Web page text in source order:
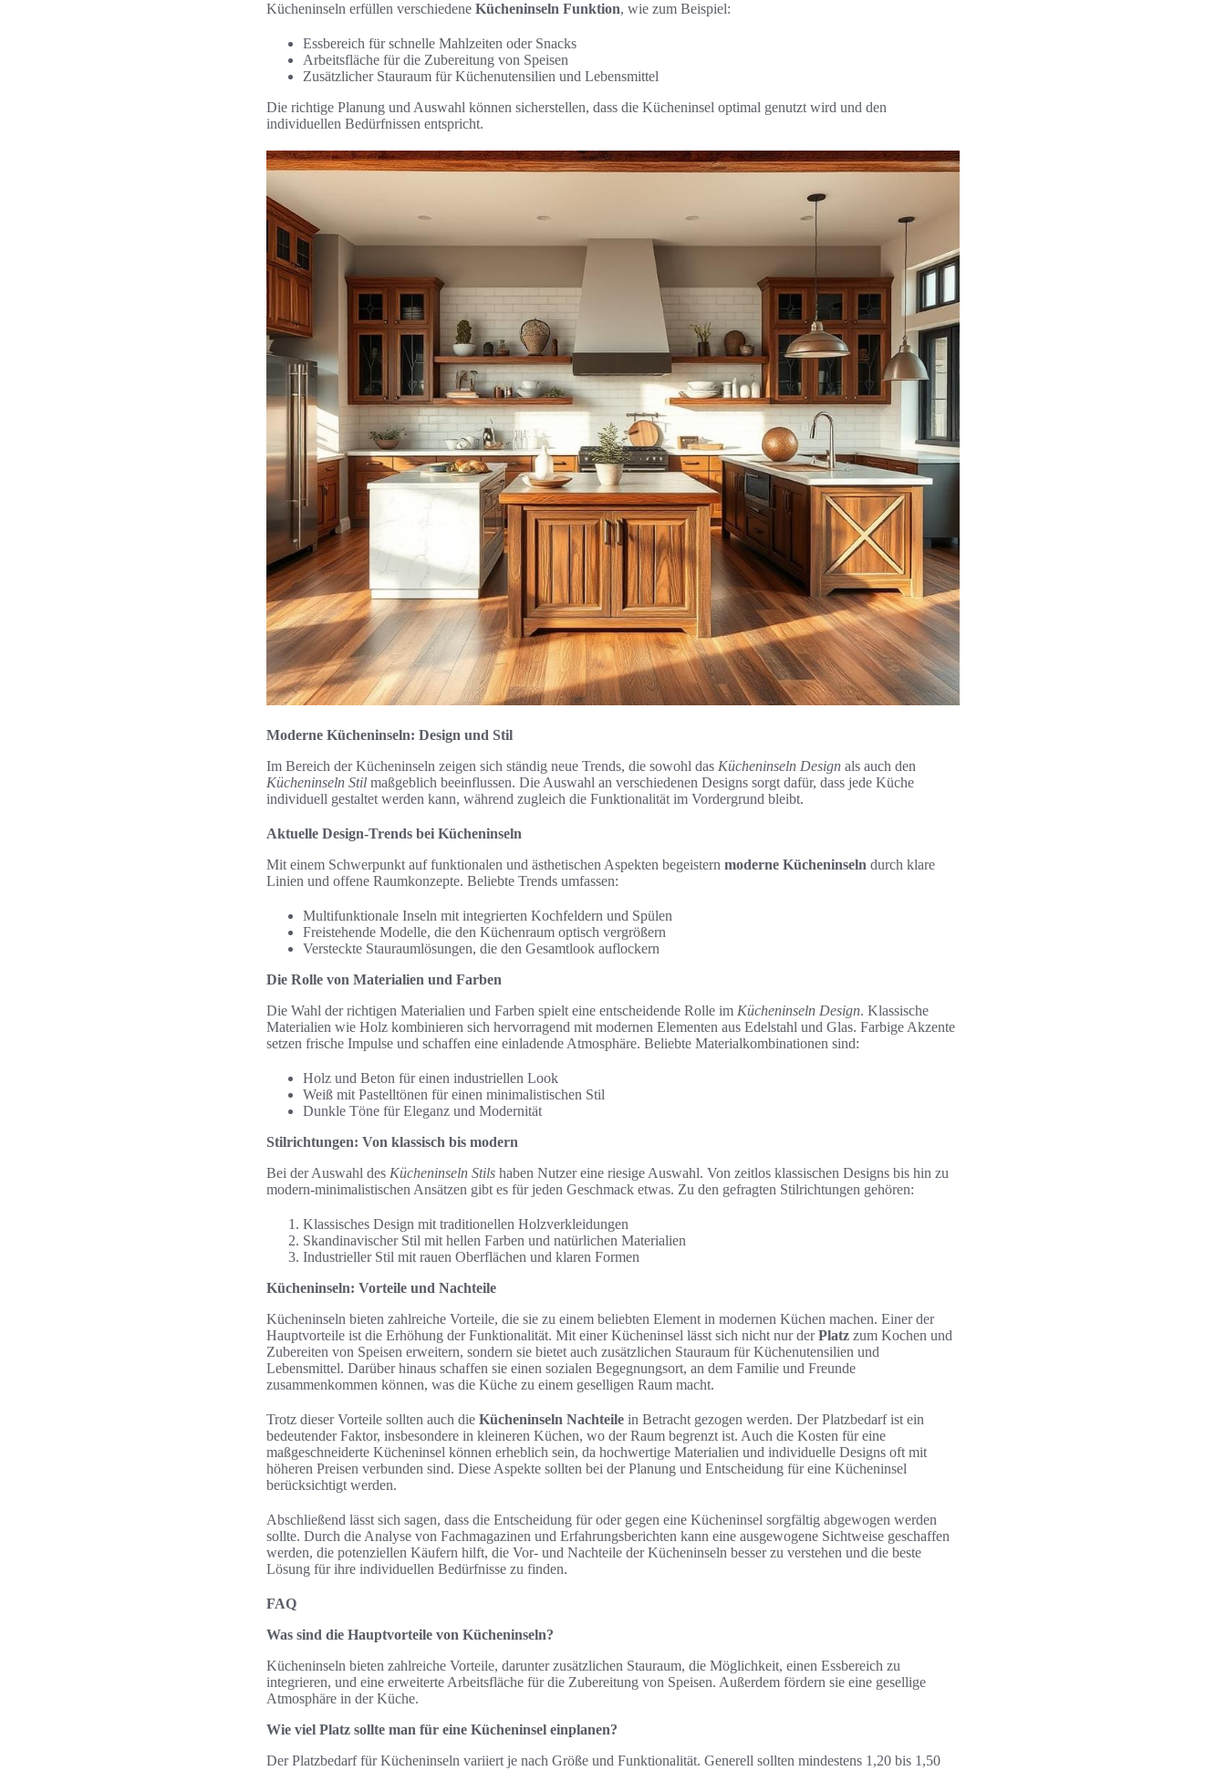
Kücheninseln erfüllen verschiedene Kücheninseln Funktion, wie zum Beispiel:
Essbereich für schnelle Mahlzeiten oder Snacks
Arbeitsfläche für die Zubereitung von Speisen
Zusätzlicher Stauraum für Küchenutensilien und Lebensmittel
Die richtige Planung und Auswahl können sicherstellen, dass die Kücheninsel optimal genutzt wird und den
individuellen Bedürfnissen entspricht.
Moderne Kücheninseln: Design und Stil
Im Bereich der Kücheninseln zeigen sich ständig neue Trends, die sowohl das Kücheninseln Design als auch den
Kücheninseln Stil maßgeblich beeinflussen. Die Auswahl an verschiedenen Designs sorgt dafür, dass jede Küche
individuell gestaltet werden kann, während zugleich die Funktionalität im Vordergrund bleibt.
Aktuelle Design-Trends bei Kücheninseln
Mit einem Schwerpunkt auf funktionalen und ästhetischen Aspekten begeistern moderne Kücheninseln durch klare
Linien und offene Raumkonzepte. Beliebte Trends umfassen:
Multifunktionale Inseln mit integrierten Kochfeldern und Spülen
Freistehende Modelle, die den Küchenraum optisch vergrößern
Versteckte Stauraumlösungen, die den Gesamtlook auflockern
Die Rolle von Materialien und Farben
Die Wahl der richtigen Materialien und Farben spielt eine entscheidende Rolle im Kücheninseln Design. Klassische
Materialien wie Holz kombinieren sich hervorragend mit modernen Elementen aus Edelstahl und Glas. Farbige Akzente
setzen frische Impulse und schaffen eine einladende Atmosphäre. Beliebte Materialkombinationen sind:
Holz und Beton für einen industriellen Look
Weiß mit Pastelltönen für einen minimalistischen Stil
Dunkle Töne für Eleganz und Modernität
Stilrichtungen: Von klassisch bis modern
Bei der Auswahl des Kücheninseln Stils haben Nutzer eine riesige Auswahl. Von zeitlos klassischen Designs bis hin zu
modern-minimalistischen Ansätzen gibt es für jeden Geschmack etwas. Zu den gefragten Stilrichtungen gehören:
Klassisches Design mit traditionellen Holzverkleidungen
Skandinavischer Stil mit hellen Farben und natürlichen Materialien
Industrieller Stil mit rauen Oberflächen und klaren Formen
Kücheninseln: Vorteile und Nachteile
Kücheninseln bieten zahlreiche Vorteile, die sie zu einem beliebten Element in modernen Küchen machen. Einer der
Hauptvorteile ist die Erhöhung der Funktionalität. Mit einer Kücheninsel lässt sich nicht nur derPlatz zum Kochen und
Zubereiten von Speisen erweitern, sondern sie bietet auch zusätzlichen Stauraum für Küchenutensilien und
Lebensmittel. Darüber hinaus schaffen sie einen sozialen Begegnungsort, an dem Familie und Freunde
zusammenkommen können, was die Küche zu einem geselligen Raum macht.
Trotz dieser Vorteile sollten auch die Kücheninseln Nachteile in Betracht gezogen werden. Der Platzbedarf ist ein
bedeutender Faktor, insbesondere in kleineren Küchen, wo der Raum begrenzt ist. Auch die Kosten für eine
maßgeschneiderte Kücheninsel können erheblich sein, da hochwertige Materialien und individuelle Designs oft mit
höheren Preisen verbunden sind. Diese Aspekte sollten bei der Planung und Entscheidung für eine Kücheninsel
berücksichtigt werden.
Abschließend lässt sich sagen, dass die Entscheidung für oder gegen eine Kücheninsel sorgfältig abgewogen werden
sollte. Durch die Analyse von Fachmagazinen und Erfahrungsberichten kann eine ausgewogene Sichtweise geschaffen
werden, die potenziellen Käufern hilft, die Vor- und Nachteile der Kücheninseln besser zu verstehen und die beste
Lösung für ihre individuellen Bedürfnisse zu finden.
FAQ
Was sind die Hauptvorteile von Kücheninseln?
Kücheninseln bieten zahlreiche Vorteile, darunter zusätzlichen Stauraum, die Möglichkeit, einen Essbereich zu
integrieren, und eine erweiterte Arbeitsfläche für die Zubereitung von Speisen. Außerdem fördern sie eine gesellige
Atmosphäre in der Küche.
Wie viel Platz sollte man für eine Kücheninsel einplanen?
Der Platzbedarf für Kücheninseln variiert je nach Größe und Funktionalität. Generell sollten mindestens 1,20 bis 1,50